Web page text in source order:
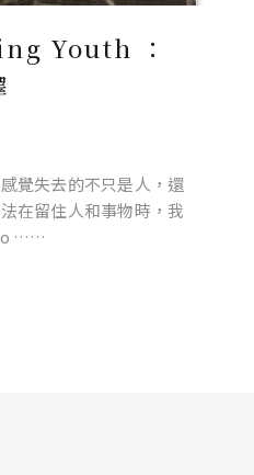
Youth ：
覺失去的不只是人，還
在留住人和事物時，我
……